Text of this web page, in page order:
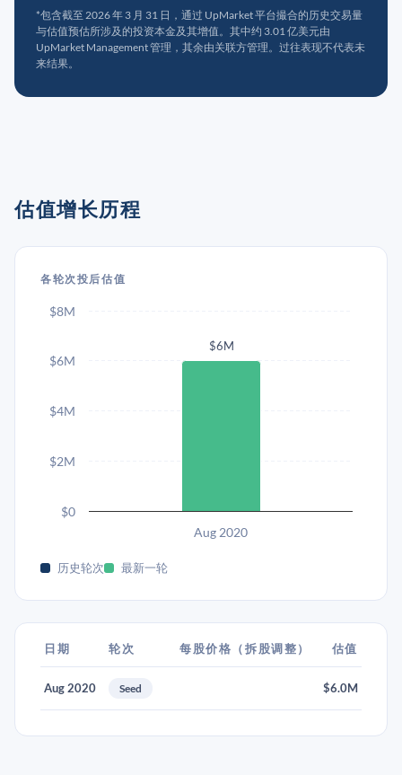
*包含截至 2026 年 3 月 31 日，通过 UpMarket 平台撮合的历史交易量
与估值预估所涉及的投资本金及其增值。其中约 3.01 亿美元由
UpMarket Management 管理，其余由关联方管理。过往表现不代表未
来结果。
估值增长历程
各轮次投后估值
$6M
Aug 2020
$0
$2M
$4M
$6M
$8M
历史轮次 最新一轮
日期 轮次 每股价格（拆股调整） 估值
Aug 2020 Seed $6.0M